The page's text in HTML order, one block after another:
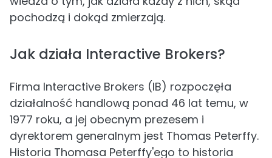
pochodzą i dokąd zmierzają.
Jak działa Interactive Brokers?
Firma Interactive Brokers (IB) rozpoczęła
działalność handlową ponad 46 lat temu, w
1977 roku, a jej obecnym prezesem i
dyrektorem generalnym jest Thomas Peterffy.
Historia Thomasa Peterffy'ego to historia